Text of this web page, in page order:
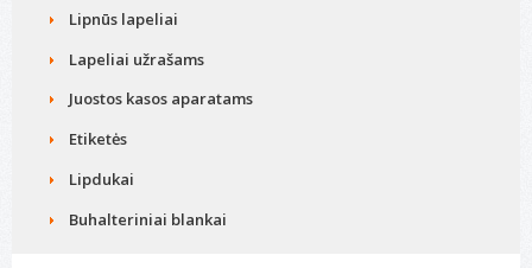
Lipnūs lapeliai
Lapeliai užrašams
Juostos kasos aparatams
Etiketės
Lipdukai
Buhalteriniai blankai